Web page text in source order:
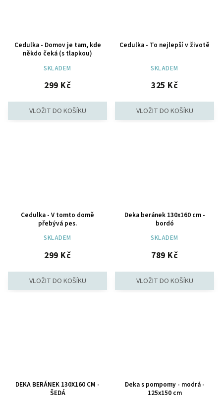
Cedulka - Domov je tam, kde
někdo čeká (s tlapkou)
SKLADEM
299 Kč
Cedulka - To nejlepší v životě
SKLADEM
325 Kč
Cedulka - V tomto domě
přebývá pes.
SKLADEM
299 Kč
Deka beránek 130x160 cm -
bordó
SKLADEM
789 Kč
DEKA BERÁNEK 130X160 CM -
ŠEDÁ
Deka s pompomy - modrá -
125x150 cm